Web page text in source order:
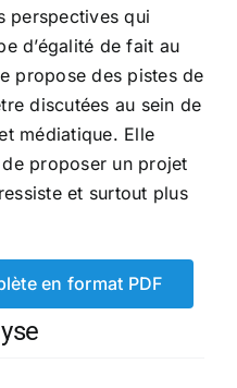
perspectives qui
d’égalité de fait au
propose des pistes de
discutées au sein de
médiatique. Elle
proposer un projet
et surtout plus
en format PDF